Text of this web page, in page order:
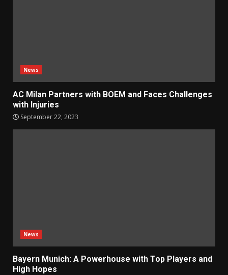
News
AC Milan Partners with BOEM and Faces Challenges
with Injuries
September 22, 2023
News
Bayern Munich: A Powerhouse with Top Players and
High Hopes